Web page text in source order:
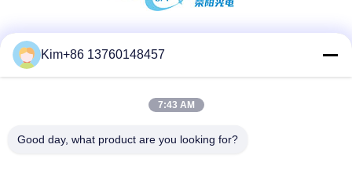
সোশ্যাল মিডিয়া
Kim+86 13760148457
7:43 AM
Good day, what product are you looking for?